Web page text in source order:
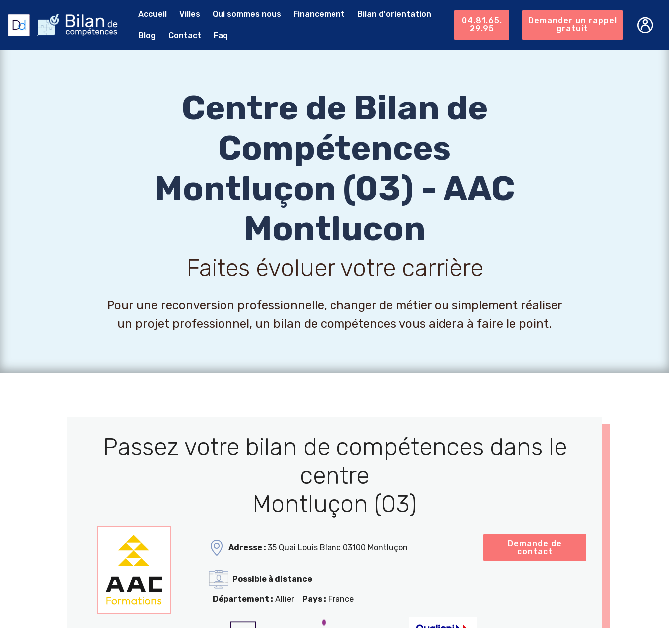
Accueil Villes Qui sommes nous Financement Bilan d'orientation
Blog Contact Faq
04.81.65.
29.95
Demander un rappel
gratuit
Centre de Bilan de
Compétences
Montluçon (03) - AAC
Montlucon
Faites évoluer votre carrière
Pour une reconversion professionnelle, changer de métier ou simplement réaliser
un projet professionnel, un bilan de compétences vous aidera à faire le point.
Passez votre bilan de compétences dans le
centre
Montluçon (03)
Adresse : 35 Quai Louis Blanc 03100 Montluçon
Demande de
contact
Possible à distance
Département : Allier Pays : France